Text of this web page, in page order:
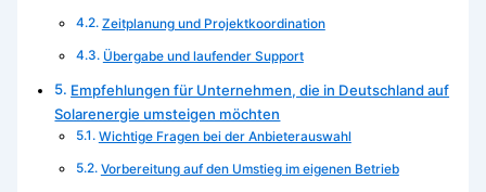
Zeitplanung und Projektkoordination
Übergabe und laufender Support
Empfehlungen für Unternehmen, die in Deutschland auf
Solarenergie umsteigen möchten
Wichtige Fragen bei der Anbieterauswahl
Vorbereitung auf den Umstieg im eigenen Betrieb